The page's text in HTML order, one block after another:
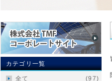
カテゴリ一覧
全て (97)